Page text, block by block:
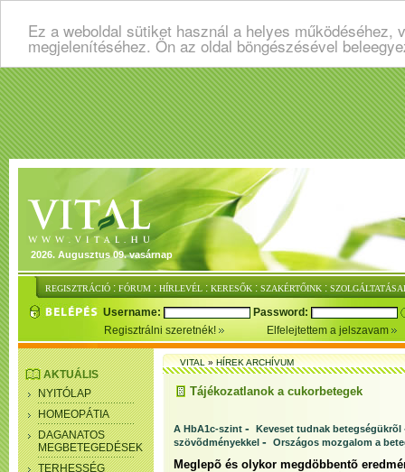
Ez a weboldal sütiket használ a helyes
megjelenítéséhez. Ön az oldal böngészésével
2026. Augusztus 09. vasárnap
REGISZTRÁCIÓ : FÓRUM : HÍRLEVÉL : KERESŐK : SZAKÉRTŐINK :
Username:
Password:
Regisztrálni szeretnék!
Elfelejtettem a jelszavam
AKTUÁLIS
NYITÓLAP
HOMEOPÁTIA
DAGANATOS
MEGBETEGEDÉSEK
TERHESSÉG
VITAL»HÍREK ARCHÍVUM
Tájékozatlanok a cukorbetegek
A HbA1c-szint - Keveset tudnak betegségükrõl
szövõdményekkel - Országos mozgalom a
Meglepõ és olykor megdöbbentõ